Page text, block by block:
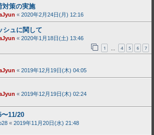
対策の実施
« 2020年2月24日(月) 12:16
シュに関して
« 2020年1月18日(土) 13:46
1 4 5 6 7
« 2019年12月19日(木) 04:05
« 2019年12月19日(木) 02:24
11/20
« 2019年11月20日(水) 21:48